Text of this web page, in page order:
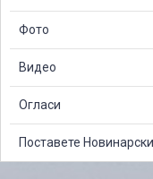
Фото
Видео
Огласи
Поставете